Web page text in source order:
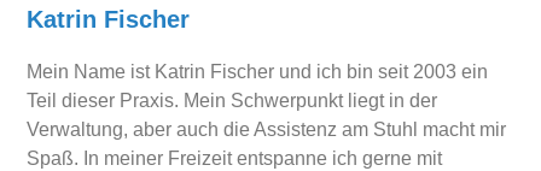
Katrin Fischer
Mein Name ist Katrin Fischer und ich bin seit 2003 ein
Teil dieser Praxis. Mein Schwerpunkt liegt in der
Verwaltung, aber auch die Assistenz am Stuhl macht mir
Spaß. In meiner Freizeit entspanne ich gerne mit